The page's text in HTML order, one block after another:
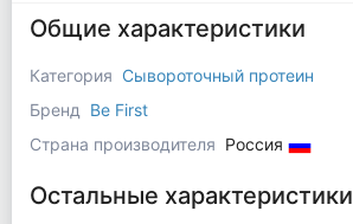
Общие характеристики
Категория Сывороточный протеин
Бренд
Be First
Страна производителя Россия
Остальные характеристики